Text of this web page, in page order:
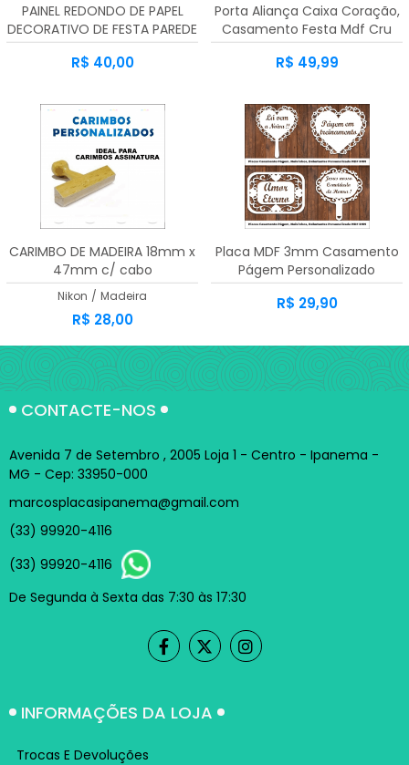
PAINEL REDONDO DE PAPEL
DECORATIVO DE FESTA PAREDE
R$ 40,00
Porta Aliança Caixa Coração,
Casamento Festa Mdf Cru
3mm
R$ 49,99
CARIMBO DE MADEIRA 18mm x
47mm c/ cabo
Nikon / Madeira
R$ 28,00
Placa MDF 3mm Casamento
Págem Personalizado
R$ 29,90
CONTACTE-NOS
Avenida 7 de Setembro , 2005 Loja 1 - Centro - Ipanema -
MG - Cep: 33950-000
marcosplacasipanema@gmail.com
(33) 99920-4116
(33) 99920-4116
De Segunda à Sexta das 7:30 às 17:30
INFORMAÇÕES DA LOJA
Trocas E Devoluções